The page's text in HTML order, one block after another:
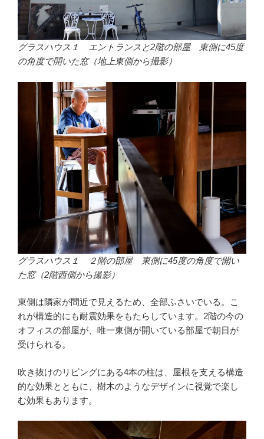
グラスハウス１ エントランスと2階の部屋 東側に45度
の角度で開いた窓（地上東側から撮影）
グラスハウス１ ２階の部屋 東側に45度の角度で開い
た窓（2階西側から撮影）
東側は隣家が間近で見えるため、全部ふさいでいる。こ
れが構造的にも耐震効果をもたらしています。2階の今の
オフィスの部屋が、唯一東側が開いている部屋で朝日が
受けられる。
吹き抜けのリビングにある4本の柱は、屋根を支える構造
的な効果とともに、樹木のようなデザインに視覚で楽し
む効果もあります。